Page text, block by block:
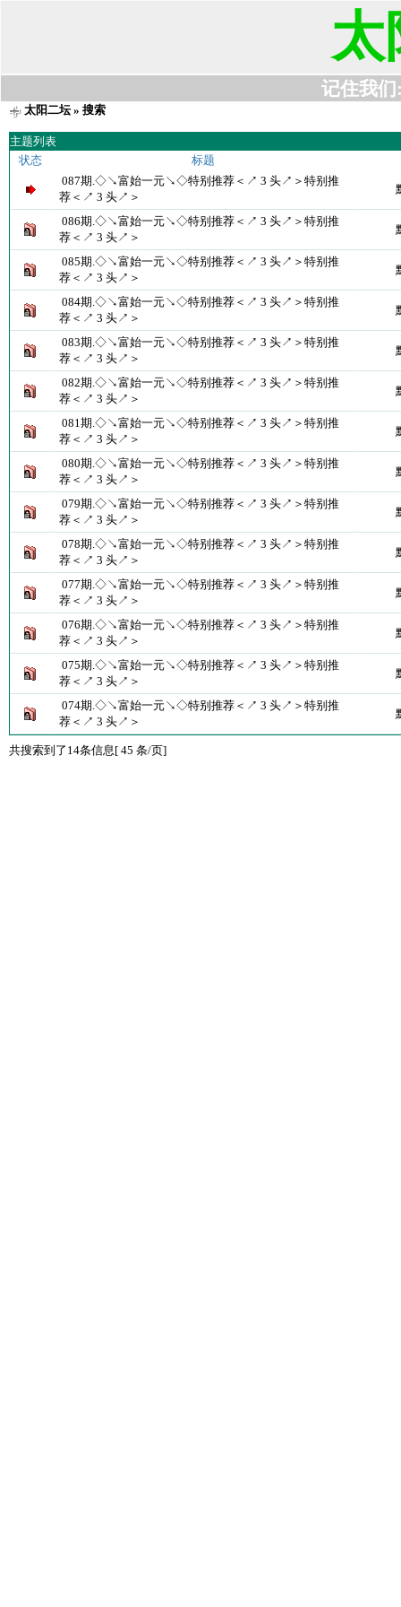
太
记住我们
太阳二坛» 搜索
主题列表
状态
标题
087期.◇↘富始一元↘◇特别推荐＜↗ 3 头↗＞特别推
荐＜↗ 3 头↗＞
086期.◇↘富始一元↘◇特别推荐＜↗ 3 头↗＞特别推
荐＜↗ 3 头↗＞
085期.◇↘富始一元↘◇特别推荐＜↗ 3 头↗＞特别推
荐＜↗ 3 头↗＞
084期.◇↘富始一元↘◇特别推荐＜↗ 3 头↗＞特别推
荐＜↗ 3 头↗＞
083期.◇↘富始一元↘◇特别推荐＜↗ 3 头↗＞特别推
荐＜↗ 3 头↗＞
082期.◇↘富始一元↘◇特别推荐＜↗ 3 头↗＞特别推
荐＜↗ 3 头↗＞
081期.◇↘富始一元↘◇特别推荐＜↗ 3 头↗＞特别推
荐＜↗ 3 头↗＞
080期.◇↘富始一元↘◇特别推荐＜↗ 3 头↗＞特别推
荐＜↗ 3 头↗＞
079期.◇↘富始一元↘◇特别推荐＜↗ 3 头↗＞特别推
荐＜↗ 3 头↗＞
078期.◇↘富始一元↘◇特别推荐＜↗ 3 头↗＞特别推
荐＜↗ 3 头↗＞
077期.◇↘富始一元↘◇特别推荐＜↗ 3 头↗＞特别推
荐＜↗ 3 头↗＞
076期.◇↘富始一元↘◇特别推荐＜↗ 3 头↗＞特别推
荐＜↗ 3 头↗＞
075期.◇↘富始一元↘◇特别推荐＜↗ 3 头↗＞特别推
荐＜↗ 3 头↗＞
074期.◇↘富始一元↘◇特别推荐＜↗ 3 头↗＞特别推
荐＜↗ 3 头↗＞
共搜索到了14条信息[ 45 条/页]